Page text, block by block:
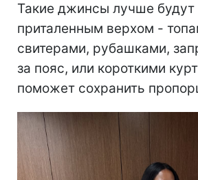
Такие джинсы лучше будут
приталенным верхом -
свитерами, рубашками,
за пояс, или короткими
поможет сохранить